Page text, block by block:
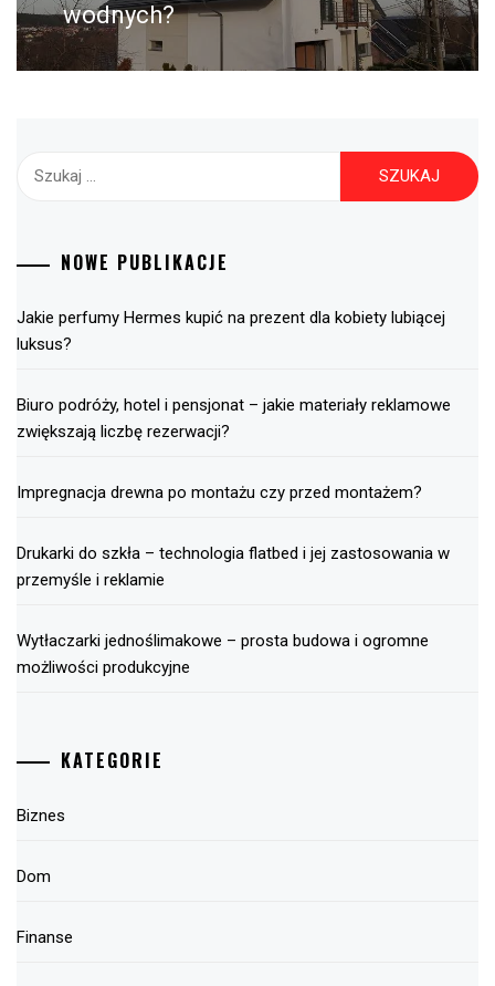
wodnych?
Szukaj:
NOWE PUBLIKACJE
Jakie perfumy Hermes kupić na prezent dla kobiety lubiącej
luksus?
Biuro podróży, hotel i pensjonat – jakie materiały reklamowe
zwiększają liczbę rezerwacji?
Impregnacja drewna po montażu czy przed montażem?
Drukarki do szkła – technologia flatbed i jej zastosowania w
przemyśle i reklamie
Wytłaczarki jednoślimakowe – prosta budowa i ogromne
możliwości produkcyjne
KATEGORIE
Biznes
Dom
Finanse